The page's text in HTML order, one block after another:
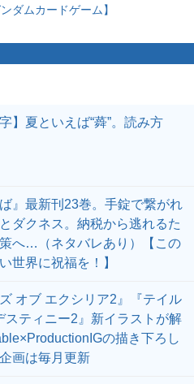
ダムカードゲーム】
】夏といえば“蕣”。読み方
ば』最新刊23巻。手錠で繋がれ
ダクネス。納税から逃れるた
へ…（ネタバレあり）【この
世界に祝福を！】
ズ オブ エクシリア2』『テイル
スティニー2』新イラストが解
の描き下ろし
画は毎月更新